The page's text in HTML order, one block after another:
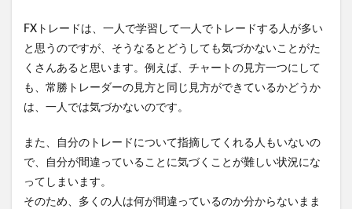
FXトレードは、一人で学習して一人でトレードする人が多い
と思うのですが、そうなるとどうしても気づかないことがた
くさんあると思います。例えば、チャートの見方一つにして
も、常勝トレーダーの見方と同じ見方ができているかどうか
は、一人では気づかないのです。
また、自分のトレードについて指摘してくれる人もいないの
で、自分が間違っていることに気づくことが難しい状況にな
ってしまいます。
そのため、多くの人は何が間違っているのか分からないまま